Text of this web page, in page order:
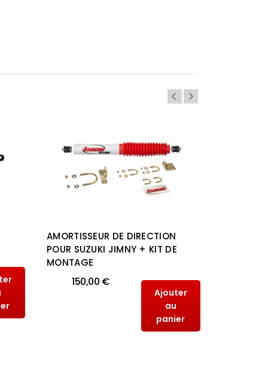
AMORTISSEUR DE DIRECTION
POUR SUZUKI JIMNY + KIT DE
MONTAGE
150,00 €
Ajouter
au
panier